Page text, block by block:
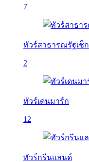
7
ทัวร์สาธารณรัฐเช็ก
2
ทัวร์เดนมาร์ก
12
ทัวร์กรีนแลนด์